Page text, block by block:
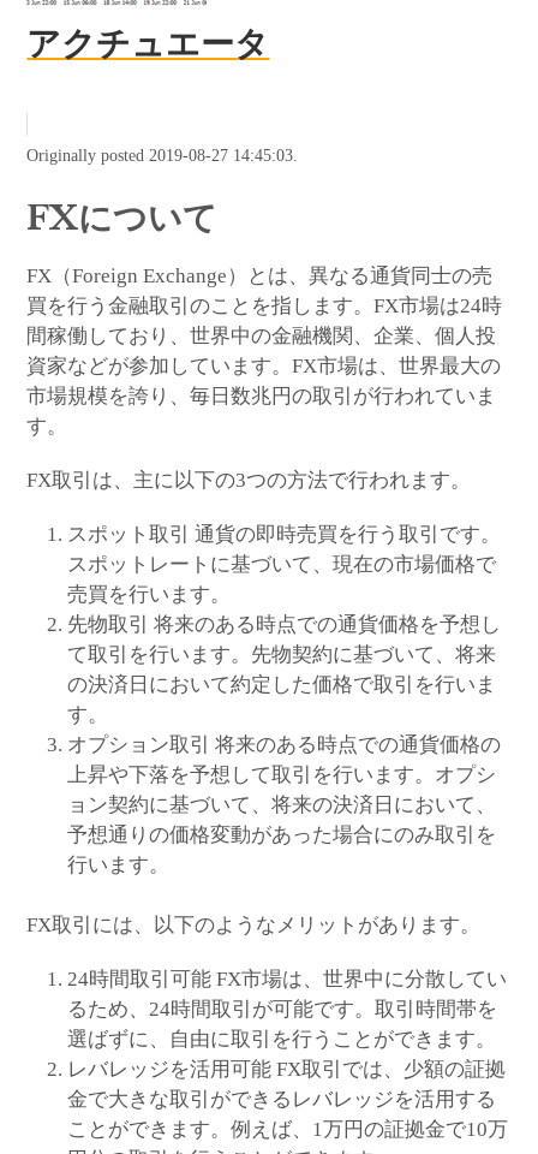
アクチュエータ
Originally posted 2019-08-27 14:45:03.
FXについて
FX（Foreign Exchange）とは、異なる通貨同士の売
買を行う金融取引のことを指します。FX市場は24時
間稼働しており、世界中の金融機関、企業、個人投
資家などが参加しています。FX市場は、世界最大の
市場規模を誇り、毎日数兆円の取引が行われていま
す。
FX取引は、主に以下の3つの方法で行われます。
スポット取引 通貨の即時売買を行う取引です。
スポットレートに基づいて、現在の市場価格で
売買を行います。
先物取引 将来のある時点での通貨価格を予想し
て取引を行います。先物契約に基づいて、将来
の決済日において約定した価格で取引を行いま
す。
オプション取引 将来のある時点での通貨価格の
上昇や下落を予想して取引を行います。オプシ
ョン契約に基づいて、将来の決済日において、
予想通りの価格変動があった場合にのみ取引を
行います。
FX取引には、以下のようなメリットがあります。
24時間取引可能 FX市場は、世界中に分散してい
るため、24時間取引が可能です。取引時間帯を
選ばずに、自由に取引を行うことができます。
レバレッジを活用可能 FX取引では、少額の証拠
金で大きな取引ができるレバレッジを活用する
ことができます。例えば、1万円の証拠金で10万